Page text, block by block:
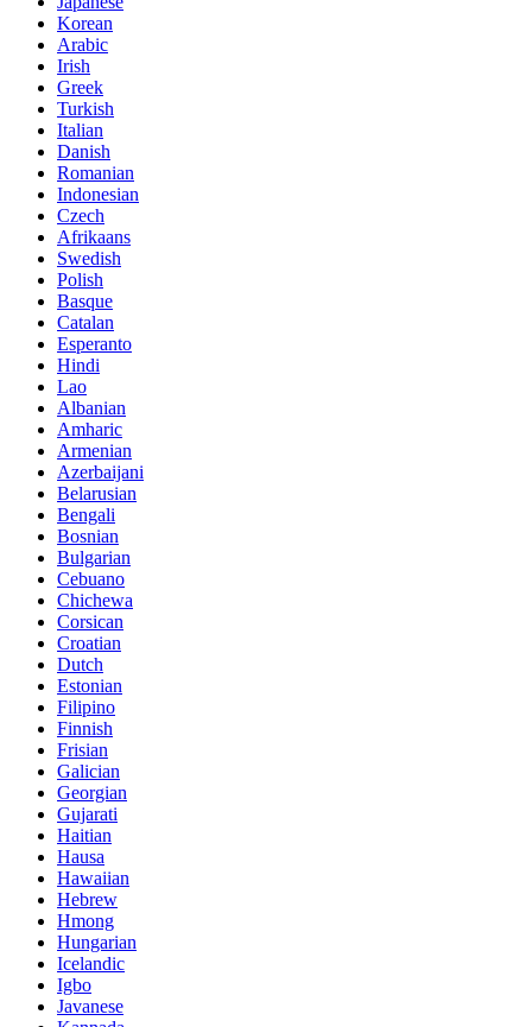
Korean
Arabic
Irish
Greek
Turkish
Italian
Danish
Romanian
Indonesian
Czech
Afrikaans
Swedish
Polish
Basque
Catalan
Esperanto
Hindi
Lao
Albanian
Amharic
Armenian
Azerbaijani
Belarusian
Bengali
Bosnian
Bulgarian
Cebuano
Chichewa
Corsican
Croatian
Dutch
Estonian
Filipino
Finnish
Frisian
Galician
Georgian
Gujarati
Haitian
Hausa
Hawaiian
Hebrew
Hmong
Hungarian
Icelandic
Igbo
Javanese